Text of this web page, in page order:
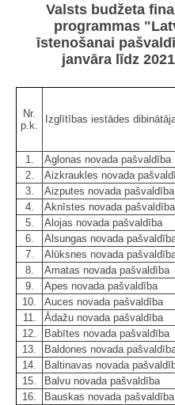
Valsts budžeta
programmas
īstenošanai
janvāra līdz
Nr.
p.k.
Izglītības iestādes
1.
Aglonas novada pašvaldība
2.
Aizkraukles novada
3.
Aizputes novada pašvaldība
4.
Aknīstes novada pašvaldība
5.
Alojas novada pašvaldība
6.
Alsungas novada
7.
Alūksnes novada
8.
Amatas novada pašvaldība
9.
Apes novada pašvaldība
10.
Auces novada pašvaldība
11.
Ādažu novada pašvaldība
12.
Babītes novada pašvaldība
13.
Baldones novada
14.
Baltinavas novada
15.
Balvu novada pašvaldība
16.
Bauskas novada pašvaldība